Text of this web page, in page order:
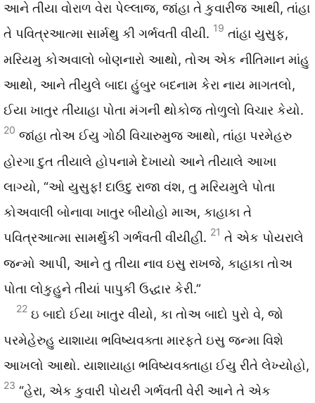
આને તીયા વોરાળ વેરા પેલ્લાજ, જાંહા તે કુવારીજ આથી, તાંહા
તે પવિત્રઆત્મા સાર્મથુ કી ગર્ભવતી વીયી. 19 તાંહા યુસુફ,
મરિયમુ કોઅવાલો બોણનારો આથો, તોઅ એક નીતિમાન માંહુ
આથો, આને તીયુલે બાદા હુંબુર બદનામ કેરા નાય માગતલો,
ઈયા ખાતુર તીયાહા પોતા મંગની થોકોજ તોળુલો વિચાર કેયો.
20 જાંહા તોઅ ઈયુ ગોઠી વિચારુમુજ આથો, તાંહા પરમેહરુ
હોરગા દુત તીયાલે હોપનામે દેખાયો આને તીયાલે આખા
લાગ્યો, “ઓ યુસુફ! દાઉદુ રાજા વંશ, તુ મરિયમુલે પોતા
કોઅવાલી બોનાવા ખાતુર બીયોહો માઅ, કાહાકા તે
પવિત્રઆત્મા સામર્થુકી ગર્ભવતી વીયીહી. 21 તે એક પોયરાલે
જન્મો આપી, આને તુ તીયા નાવ ઇસુ રાખજે, કાહાકા તોઅ
પોતા લોકુહુને તીયાં પાપુકી ઉદ્ધાર કેરી.”
22 ઇ બાદો ઈયા ખાતુર વીયો, કા તોઅ બાદો પુરો વે, જો
પરમેહેરુહુ યાશાયા ભવિષ્યવક્તા મારફતે ઇસુ જન્મા વિશે
આખલો આથો. યાશાયાહા ભવિષ્યવક્તાહા ઈયુ રીતે લેખ્યોહો,
23 “હેરા, એક કુવારી પોયરી ગર્ભવતી વેરી આને તે એક